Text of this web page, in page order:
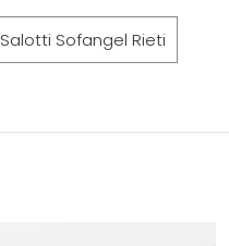
Salotti Sofangel Rieti